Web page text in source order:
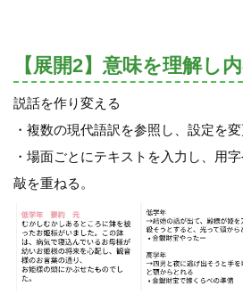
【展開2】意味を理解し
説話を作り変える
・複数の現代語訳を参照し、設定を
・場面ごとにテキストを入力し、用
敲を重ねる。